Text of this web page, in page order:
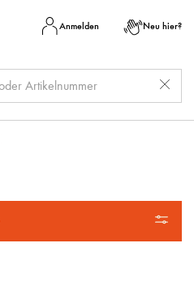
Anmelden Neu hier?